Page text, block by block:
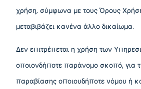
χρήση, σύμφωνα με τους Όρους
μεταβιβάζει κανένα άλλο δικαίωμα.
Δεν επιτρέπεται η χρήση των
οποιονδήποτε παράνομο σκοπό, για
παραβίασης οποιουδήποτε νόμου ή